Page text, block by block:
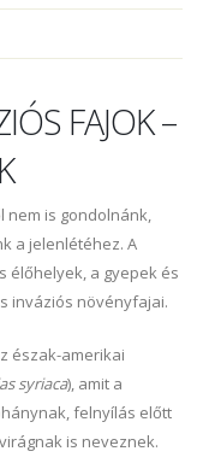
FAJOK –
nem is gondolnánk,
a jelenlétéhez. A
élőhelyek, a gyepek és
inváziós növényfajai.
észak-amerikai
syriaca), amit a
felnyílás előtt
is neveznek.